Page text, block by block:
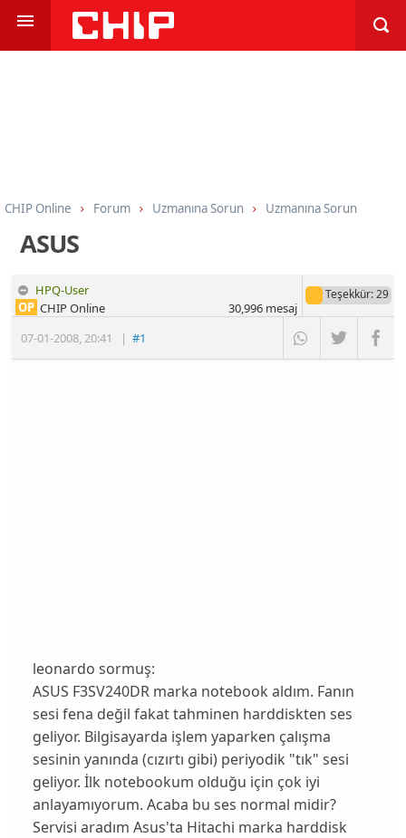
CHIP Online Forum Uzmanına Sorun Uzmanına Sorun
ASUS
HPQ-User
07-01-2008,20:41 |#1
OP CHIP Online
Teşekkür: 29
30,996mesaj
leonardo sormuş:
ASUS F3SV240DR marka notebook aldım. Fanın
sesi fena değil fakat tahminen harddiskten ses
geliyor. Bilgisayarda işlem yaparken çalışma
sesinin yanında (cızırtı gibi) periyodik "tık" sesi
geliyor. İlk notebookum olduğu için çok iyi
anlayamıyorum. Acaba bu ses normal midir?
Servisi aradım Asus'ta Hitachi marka harddisk